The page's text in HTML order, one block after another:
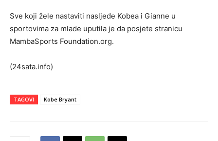
Sve koji žele nastaviti nasljeđe Kobea i Gianne u
sportovima za mlade uputila je da posjete stranicu
MambaSports Foundation.org.
(24sata.info)
TAGOVI Kobe Bryant